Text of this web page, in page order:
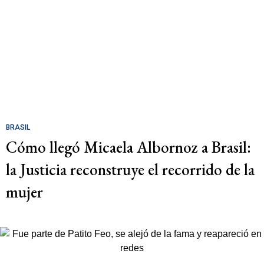
BRASIL
Cómo llegó Micaela Albornoz a Brasil:
la Justicia reconstruye el recorrido de la
mujer